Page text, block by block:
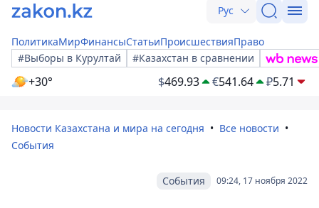
Рус
ПолитикаМирФинансыСтатьиПроисшествияПраво
#Выборы в Курултай
#Казахстан в сравнении
+30° $469.93 €541.64 ₽5.71
Новости Казахстана и мира на сегодня
Все новости
События
09:24, 17 ноября 2022
События